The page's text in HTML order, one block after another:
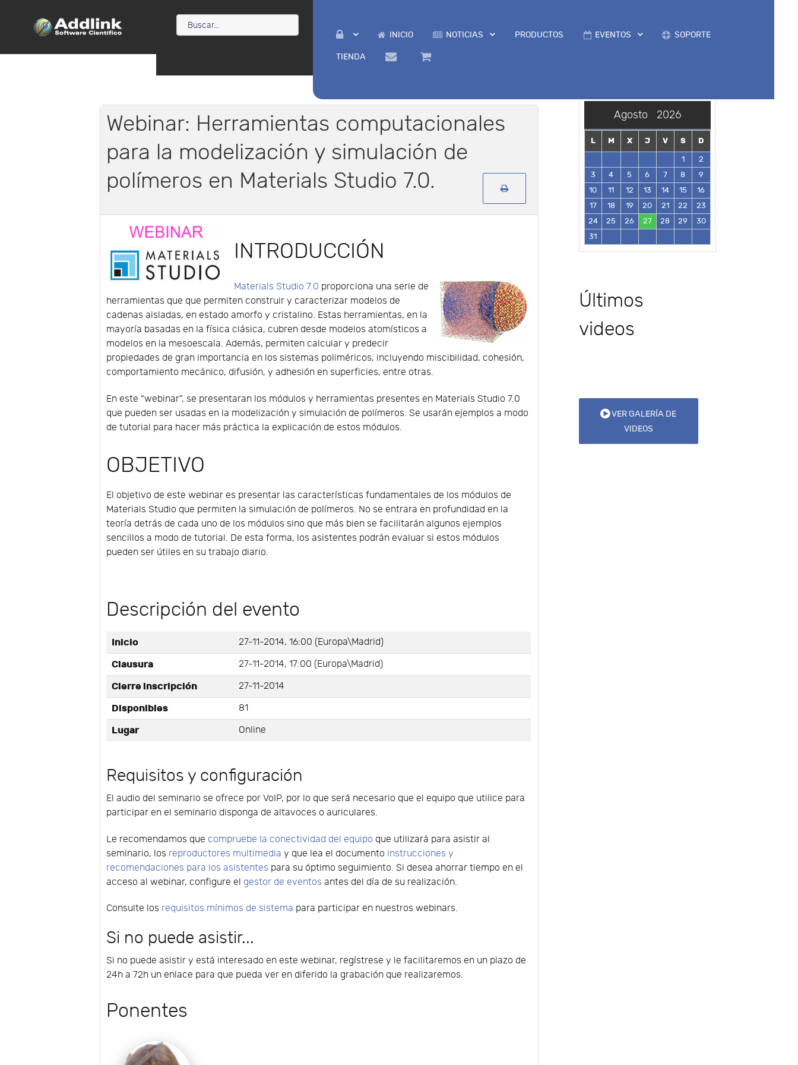
INICIO NOTICIAS PRODUCTOS EVENTOS SOPORTE
TIENDA
Webinar: Herramientas computacionales
para la modelización y simulación de
polímeros en Materials Studio 7.0.
INTRODUCCIÓN
Materials Studio 7.0 proporciona una serie de
herramientas que que permiten construir y caracterizar modelos de
cadenas aisladas, en estado amorfo y cristalino. Estas herramientas, en la
mayoría basadas en la física clásica, cubren desde modelos atomísticos a
modelos en la mesoescala. Además, permiten calcular y predecir
propiedades de gran importancia en los sistemas poliméricos, incluyendo miscibilidad, cohesión,
comportamiento mecánico, difusión, y adhesión en superficies, entre otras.
En este “webinar”, se presentaran los módulos y herramientas presentes en Materials Studio 7.0
que pueden ser usadas en la modelización y simulación de polímeros. Se usarán ejemplos a modo
de tutorial para hacer más práctica la explicación de estos módulos.
OBJETIVO
El objetivo de este webinar es presentar las características fundamentales de los módulos de
Materials Studio que permiten la simulación de polímeros. No se entrara en profundidad en la
teoría detrás de cada uno de los módulos sino que más bien se facilitarán algunos ejemplos
sencillos a modo de tutorial. De esta forma, los asistentes podrán evaluar si estos módulos
pueden ser útiles en su trabajo diario.
Descripción del evento
Inicio 27-11-2014, 16:00 (Europa\Madrid)
Clausura 27-11-2014, 17:00 (Europa\Madrid)
Cierre inscripción 27-11-2014
Disponibles 81
Lugar Online
Requisitos y configuración
El audio del seminario se ofrece por VoIP, por lo que será necesario que el equipo que utilice para
participar en el seminario disponga de altavoces o auriculares.
Le recomendamos que compruebe la conectividad del equipo que utilizará para asistir al
seminario, los reproductores multimedia y que lea el documento instrucciones y
recomendaciones para los asistentes para su óptimo seguimiento. Si desea ahorrar tiempo en el
acceso al webinar, configure el gestor de eventos antes del día de su realización.
Consulte los requisitos mínimos de sistema para participar en nuestros webinars.
Si no puede asistir...
Si no puede asistir y está interesado en este webinar, regístrese y le facilitaremos en un plazo de
24h a 72h un enlace para que pueda ver en diferido la grabación que realizaremos.
Ponentes
Agosto 2026
L M X J V S
D
1
2
3
4 5 6 7 8
9
10
11 12 13 14 15
16
17
18 19 20 21 22
23
24
25 26 27 28 29
30
31
Últimos
videos
VER GALERÍA DE
VIDEOS